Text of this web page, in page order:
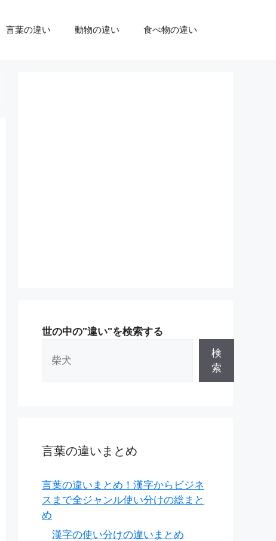
言葉の違い 動物の違い 食べ物の違い
世の中の"違い"を検索する
検
索
言葉の違いまとめ
言葉の違いまとめ！漢字からビジネ
スまで全ジャンル使い分けの総まと
め
漢字の使い分けの違いまとめ